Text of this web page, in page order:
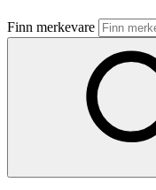
Butikker
Mat og drikke
Aktiviteter
Finn merkevare